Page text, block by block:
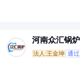
河南众汇锅
法人:王金坤 通